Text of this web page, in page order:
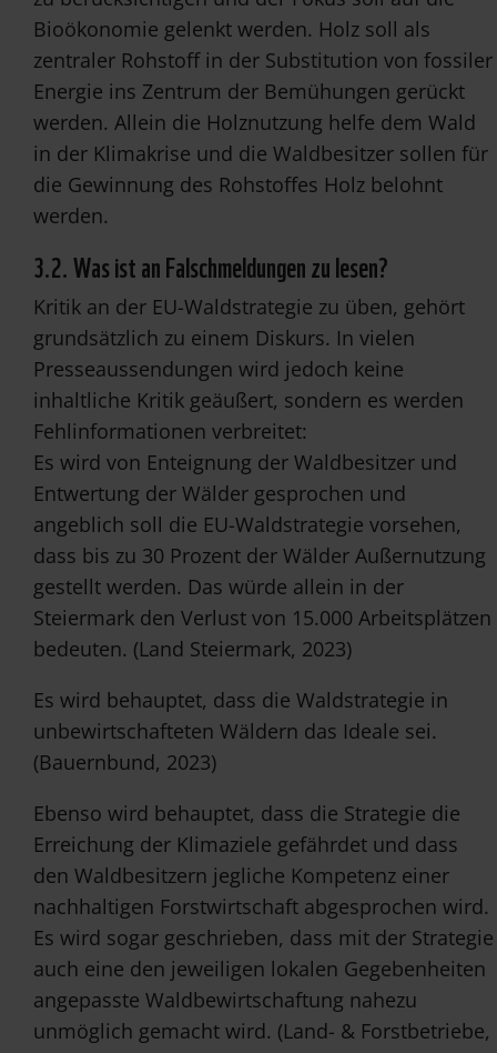
Bioökonomie gelenkt werden. Holz soll als
zentraler Rohstoff in der Substitution von fossiler
Energie ins Zentrum der Bemühungen gerückt
werden. Allein die Holznutzung helfe dem Wald
in der Klimakrise und die Waldbesitzer sollen für
die Gewinnung des Rohstoffes Holz belohnt
werden.
3.2. Was ist an Falschmeldungen zu lesen?
Kritik an der EU-Waldstrategie zu üben, gehört
grundsätzlich zu einem Diskurs. In vielen
Presseaussendungen wird jedoch keine
inhaltliche Kritik geäußert, sondern es werden
Fehlinformationen verbreitet:
Es wird von Enteignung der Waldbesitzer und
Entwertung der Wälder gesprochen und
angeblich soll die EU-Waldstrategie vorsehen,
dass bis zu 30 Prozent der Wälder Außernutzung
gestellt werden. Das würde allein in der
Steiermark den Verlust von 15.000 Arbeitsplätzen
bedeuten. (Land Steiermark, 2023)
Es wird behauptet, dass die Waldstrategie in
unbewirtschafteten Wäldern das Ideale sei.
(Bauernbund, 2023)
Ebenso wird behauptet, dass die Strategie die
Erreichung der Klimaziele gefährdet und dass
den Waldbesitzern jegliche Kompetenz einer
nachhaltigen Forstwirtschaft abgesprochen wird.
Es wird sogar geschrieben, dass mit der Strategie
auch eine den jeweiligen lokalen Gegebenheiten
angepasste Waldbewirtschaftung nahezu
unmöglich gemacht wird. (Land- & Forstbetriebe,